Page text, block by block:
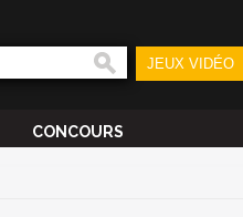
JEUX VIDÉO
CONCOURS